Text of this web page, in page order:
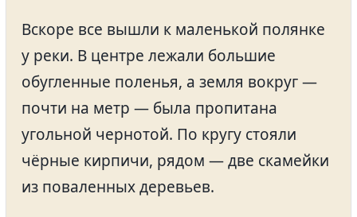
Вскоре все вышли к маленькой полянке
у реки. В центре лежали большие
обугленные поленья, а земля вокруг —
почти на метр — была пропитана
угольной чернотой. По кругу стояли
чёрные кирпичи, рядом — две скамейки
из поваленных деревьев.